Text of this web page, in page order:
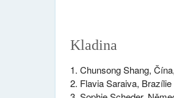
Kladina
1. Chunsong Shang,
2. Flavia Saraiva, Brazílie